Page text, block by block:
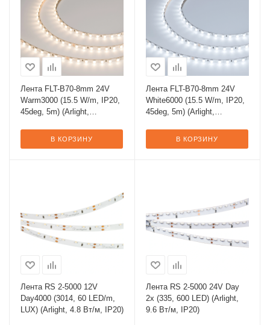
Лента FLT-B70-8mm 24V
Warm3000 (15.5 W/m, IP20,
45deg, 5m) (Arlight,
В КОРЗИНУ
Лента FLT-B70-8mm 24V
White6000 (15.5 W/m, IP20,
45deg, 5m) (Arlight,
В КОРЗИНУ
Лента RS 2-5000 12V
Day4000 (3014, 60 LED/m,
LUX) (Arlight, 4.8 Вт/м, IP20)
Лента RS 2-5000 24V Day
2x (335, 600 LED) (Arlight,
9.6 Вт/м, IP20)